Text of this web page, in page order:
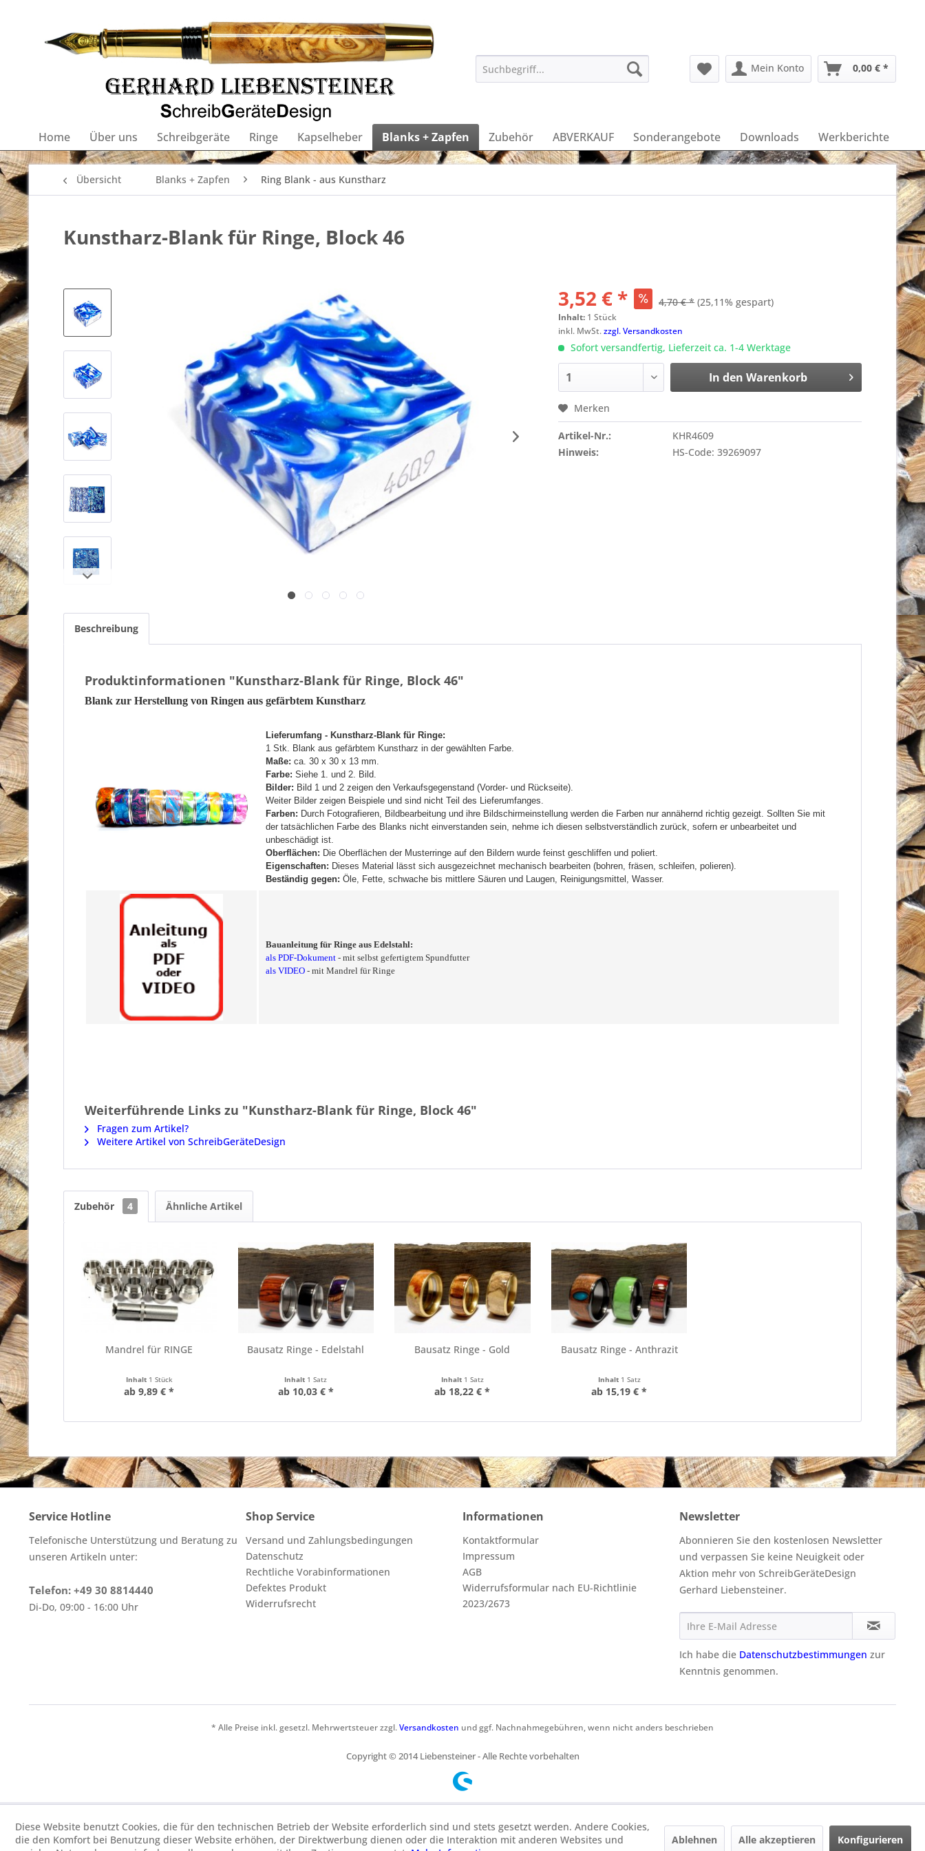
Mein Konto 0,00 € *
Home Über uns Schreibgeräte Ringe Kapselheber Blanks + Zapfen Zubehör ABVERKAUF Sonderangebote Downloads Werkberichte
Übersicht Blanks + Zapfen Ring Blank - aus Kunstharz
Kunstharz-Blank für Ringe, Block 46
3,52 € * 4,70 € * (25,11% gespart)
Inhalt: 1 Stück
inkl. MwSt.zzgl. Versandkosten
Sofort versandfertig, Lieferzeit ca. 1-4 Werktage
In den Warenkorb
Merken
Artikel-Nr.:
KHR4609
Hinweis:
HS-Code: 39269097
Beschreibung
Produktinformationen "Kunstharz-Blank für Ringe, Block 46"
Blank zur Herstellung von Ringen aus gefärbtem Kunstharz
Lieferumfang - Kunstharz-Blank für Ringe:
1 Stk. Blank aus gefärbtem Kunstharz in der gewählten Farbe.
Maße: ca. 30 x 30 x 13 mm.
Farbe: Siehe 1. und 2. Bild.
Bilder: Bild 1 und 2 zeigen den Verkaufsgegenstand (Vorder- und Rückseite).
Weiter Bilder zeigen Beispiele und sind nicht Teil des Lieferumfanges.
Farben: Durch Fotografieren, Bildbearbeitung und ihre Bildschirmeinstellung werden die Farben nur annähernd richtig gezeigt. Sollten Sie mit
der tatsächlichen Farbe des Blanks nicht einverstanden sein, nehme ich diesen selbstverständlich zurück, sofern er unbearbeitet und
unbeschädigt ist.
Oberflächen: Die Oberflächen der Musterringe auf den Bildern wurde feinst geschliffen und poliert.
Eigenschaften: Dieses Material lässt sich ausgezeichnet mechanisch bearbeiten (bohren, fräsen, schleifen, polieren).
Beständig gegen: Öle, Fette, schwache bis mittlere Säuren und Laugen, Reinigungsmittel, Wasser.
Bauanleitung für Ringe aus Edelstahl:
als PDF-Dokument - mit selbst gefertigtem Spundfutter
als VIDEO - mit Mandrel für Ringe
Weiterführende Links zu "Kunstharz-Blank für Ringe, Block 46"
Fragen zum Artikel?
Weitere Artikel von SchreibGeräteDesign
Zubehör 4 Ähnliche Artikel
Mandrel für RINGE
Inhalt 1 Stück
ab 9,89 € *
Bausatz Ringe - Edelstahl
Inhalt 1 Satz
ab 10,03 € *
Bausatz Ringe - Gold
Inhalt 1 Satz
ab 18,22 € *
Bausatz Ringe - Anthrazit
Inhalt 1 Satz
ab 15,19 € *
Service Hotline
Telefonische Unterstützung und Beratung zu
unseren Artikeln unter:
Telefon: +49 30 8814440
Di-Do, 09:00 - 16:00 Uhr
Shop Service
Versand und Zahlungsbedingungen
Datenschutz
Rechtliche Vorabinformationen
Defektes Produkt
Widerrufsrecht
Informationen
Kontaktformular
Impressum
AGB
Widerrufsformular nach EU-Richtlinie
2023/2673
Newsletter
Abonnieren Sie den kostenlosen Newsletter
und verpassen Sie keine Neuigkeit oder
Aktion mehr von SchreibGeräteDesign
Gerhard Liebensteiner.
Ich habe die Datenschutzbestimmungen zur
Kenntnis genommen.
* Alle Preise inkl. gesetzl. Mehrwertsteuer zzgl.Versandkosten und ggf. Nachnahmegebühren, wenn nicht anders beschrieben
Copyright © 2014 Liebensteiner - Alle Rechte vorbehalten
Diese Website benutzt Cookies, die für den technischen Betrieb der Website erforderlich sind und stets gesetzt werden. Andere Cookies,
die den Komfort bei Benutzung dieser Website erhöhen, der Direktwerbung dienen oder die Interaktion mit anderen Websites und
Ablehnen Alle akzeptieren Konfigurieren